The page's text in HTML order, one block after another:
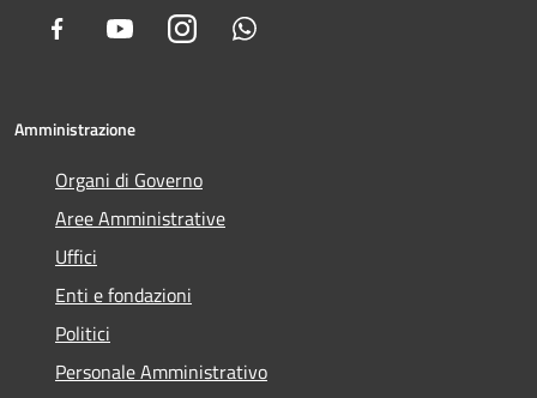
Facebook YoutubeInstagram
Amministrazione
Organi di Governo
Aree Amministrative
Uffici
Enti e fondazioni
Politici
Personale Amministrativo